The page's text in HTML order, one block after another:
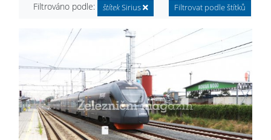
Filtrováno podle:
štítekSirius Filtrovat podle štítků